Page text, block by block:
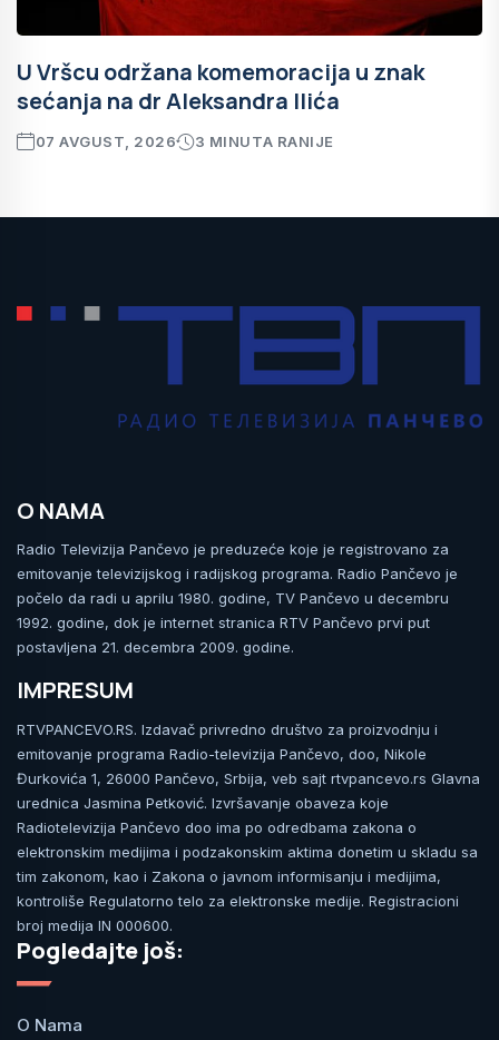
U Vršcu održana komemoracija u znak
sećanja na dr Aleksandra Ilića
07 AVGUST, 2026 3 MINUTA RANIJE
O NAMA
Radio Televizija Pančevo je preduzeće koje je registrovano za
emitovanje televizijskog i radijskog programa. Radio Pančevo je
počelo da radi u aprilu 1980. godine, TV Pančevo u decembru
1992. godine, dok je internet stranica RTV Pančevo prvi put
postavljena 21. decembra 2009. godine.
IMPRESUM
RTVPANCEVO.RS. Izdavač privredno društvo za proizvodnju i
emitovanje programa Radio-televizija Pančevo, doo, Nikole
Đurkovića 1, 26000 Pančevo, Srbija, veb sajt rtvpancevo.rs Glavna
urednica Jasmina Petković. Izvršavanje obaveza koje
Radiotelevizija Pančevo doo ima po odredbama zakona o
elektronskim medijima i podzakonskim aktima donetim u skladu sa
tim zakonom, kao i Zakona o javnom informisanju i medijima,
kontroliše Regulatorno telo za elektronske medije. Registracioni
broj medija IN 000600.
Pogledajte još:
O Nama